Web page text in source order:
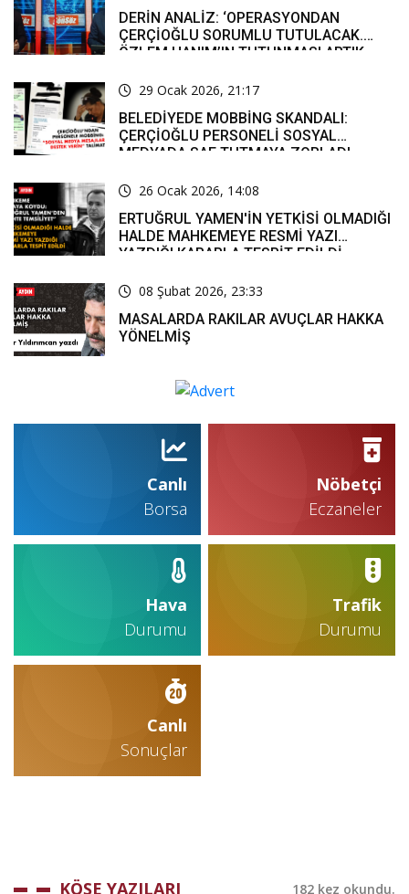
DERİN ANALİZ: ‘OPERASYONDAN
ÇERÇİOĞLU SORUMLU TUTULACAK.
ÖZLEM HANIM’IN TUTUNMASI ARTIK
29 Ocak 2026, 21:17
BELEDİYEDE MOBBİNG SKANDALI:
ÇERÇİOĞLU PERSONELİ SOSYAL
MEDYADA SAF TUTMAYA ZORLADI
26 Ocak 2026, 14:08
ERTUĞRUL YAMEN'İN YETKİSİ OLMADIĞI
HALDE MAHKEMEYE RESMİ YAZI
YAZDIĞI KARARLA TESPİT EDİLDİ
08 Şubat 2026, 23:33
MASALARDA RAKILAR AVUÇLAR HAKKA
YÖNELMİŞ
Canlı
Borsa
Nöbetçi
Eczaneler
Hava
Durumu
Trafik
Durumu
Canlı
Sonuçlar
KÖŞE YAZILARI 182 kez okundu.